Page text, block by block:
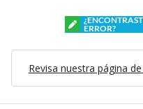
ERROR?
Revisa nuestra página